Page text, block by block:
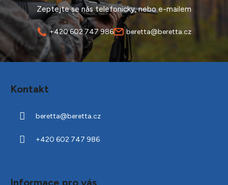
Zeptejte se nás telefonicky, nebo e-mailem
+420 602 747 986 beretta@beretta.cz
Kontakt
beretta@beretta.cz
+420 602 747 986
Informace pro vás